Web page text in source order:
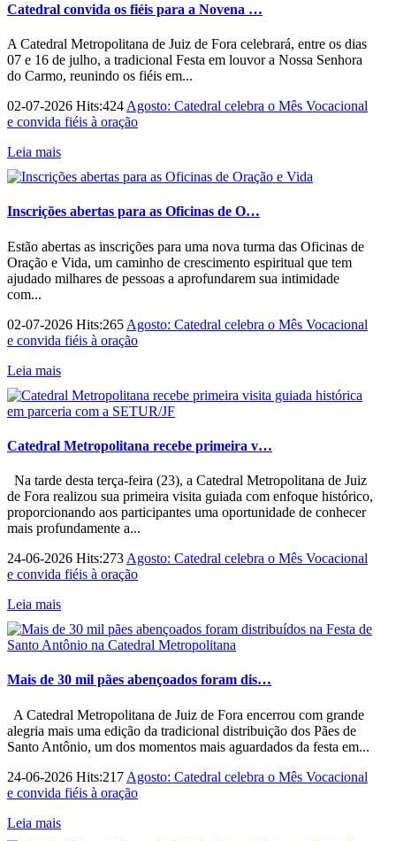
Catedral convida os fiéis para a Novena …
A Catedral Metropolitana de Juiz de Fora celebrará, entre os dias
07 e 16 de julho, a tradicional Festa em louvor a Nossa Senhora
do Carmo, reunindo os fiéis em...
02-07-2026 Hits:424 Agosto: Catedral celebra o Mês Vocacional
e convida fiéis à oração
Leia mais
Inscrições abertas para as Oficinas de O…
Estão abertas as inscrições para uma nova turma das Oficinas de
Oração e Vida, um caminho de crescimento espiritual que tem
ajudado milhares de pessoas a aprofundarem sua intimidade
com...
02-07-2026 Hits:265 Agosto: Catedral celebra o Mês Vocacional
e convida fiéis à oração
Leia mais
Catedral Metropolitana recebe primeira v…
Na tarde desta terça-feira (23), a Catedral Metropolitana de Juiz
de Fora realizou sua primeira visita guiada com enfoque histórico,
proporcionando aos participantes uma oportunidade de conhecer
mais profundamente a...
24-06-2026 Hits:273 Agosto: Catedral celebra o Mês Vocacional
e convida fiéis à oração
Leia mais
Mais de 30 mil pães abençoados foram dis…
A Catedral Metropolitana de Juiz de Fora encerrou com grande
alegria mais uma edição da tradicional distribuição dos Pães de
Santo Antônio, um dos momentos mais aguardados da festa em...
24-06-2026 Hits:217 Agosto: Catedral celebra o Mês Vocacional
e convida fiéis à oração
Leia mais